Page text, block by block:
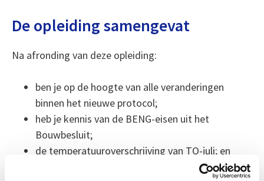
De opleiding samengevat
Na afronding van deze opleiding:
ben je op de hoogte van alle veranderingen
binnen het nieuwe protocol;
heb je kennis van de BENG-eisen uit het
Bouwbesluit;
de temperatuuroverschrijving van TO-juli; en
vernieuwde inzichten over beschaduwing;